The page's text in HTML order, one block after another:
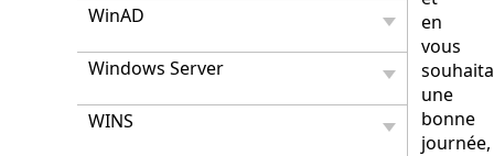
WinAD
Windows Server
WINS
en
vous
une
bonne
journée,